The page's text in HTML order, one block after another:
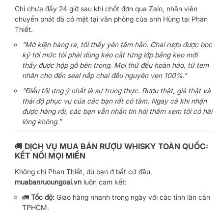
Chỉ chưa đầy 24 giờ sau khi chốt đơn qua Zalo, nhân viên
chuyển phát đã có mặt tại văn phòng của anh Hùng tại Phan
Thiết.
“Mở kiện hàng ra, tôi thấy yên tâm hẳn. Chai rượu được bọc
kỹ tới mức tôi phải dùng kéo cắt từng lớp băng keo mới
thấy được hộp gỗ bên trong. Mọi thứ đều hoàn hảo, từ tem
nhãn cho đến seal nắp chai đều nguyên vẹn 100%.”
“Điều tôi ưng ý nhất là sự trung thực. Rượu thật, giá thật và
thái độ phục vụ của các bạn rất có tâm. Ngay cả khi nhận
được hàng rồi, các bạn vẫn nhắn tin hỏi thăm xem tôi có hài
lòng không.”
🚚 DỊCH VỤ MUA BÁN RƯỢU WHISKY TOÀN QUỐC:
KẾT NỐI MỌI MIỀN
Không chỉ Phan Thiết, dù bạn ở bất cứ đâu,
muabanruoungoai.vn luôn cam kết:
🚛 Tốc độ: Giao hàng nhanh trong ngày với các tỉnh lân cận
TPHCM.